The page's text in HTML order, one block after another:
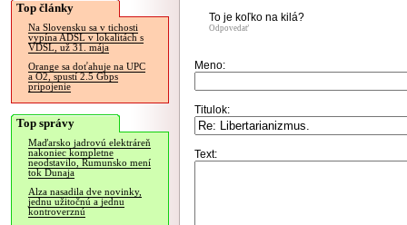
Top články
Na Slovensku sa v tichosti
vypína ADSL v lokalitách s
VDSL, už 31. mája
Orange sa doťahuje na UPC
a O2, spustí 2.5 Gbps
pripojenie
Top správy
Maďarsko jadrovú elektráreň
nakoniec kompletne
neodstavilo, Rumunsko mení
tok Dunaja
Alza nasadila dve novinky,
jednu užitočnú a jednu
kontroverznú
To je koľko na kilá?
Odpovedať
Meno:
Titulok:
Text: